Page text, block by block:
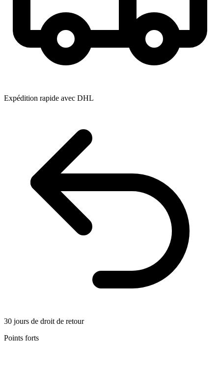
Expédition rapide avec DHL
30 jours de droit de retour
Points forts